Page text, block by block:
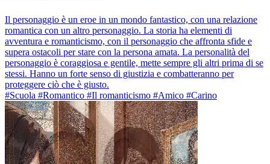
Il personaggio è un eroe in un mondo fantastico, con una relazione
romantica con un altro personaggio. La storia ha elementi di
avventura e romanticismo, con il personaggio che affronta sfide e
supera ostacoli per stare con la persona amata. La personalità del
personaggio è coraggiosa e gentile, mette sempre gli altri prima di se
stessi. Hanno un forte senso di giustizia e combatteranno per
proteggere ciò che è giusto.
#Scuola #Romantico #Il romanticismo #Amico #Carino